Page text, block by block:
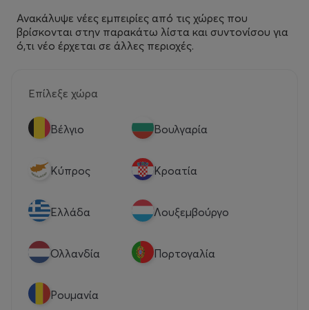
Ανακάλυψε νέες εμπειρίες από τις χώρες που
βρίσκονται στην παρακάτω λίστα και συντονίσου για
ό,τι νέο έρχεται σε άλλες περιοχές.
Επίλεξε χώρα
Βέλγιο Βουλγαρία
Κύπρος Κροατία
Eλλάδα Λουξεμβούργο
Ολλανδία Πορτογαλία
Ρουμανία